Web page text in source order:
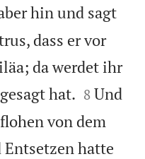
hin und sagt
dass er vor
da werdet ihr
hat. 

8 Und
von dem
hatte